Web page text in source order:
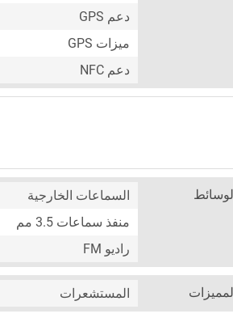
دعم GPS
ميزات GPS
دعم NFC
السماعات الخارجية
منفذ سماعات 3.5 مم
راديو FM
المستشعرات